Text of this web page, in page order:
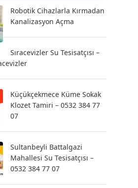
Robotik Cihazlarla Kırmadan
Kanalizasyon Açma
Sıracevizler Su Tesisatçısı –
Küçükçekmece Küme Sokak
Klozet Tamiri – 0532 384 77
07
Sultanbeyli Battalgazi
Mahallesi Su Tesisatçısı –
0532 384 77 07